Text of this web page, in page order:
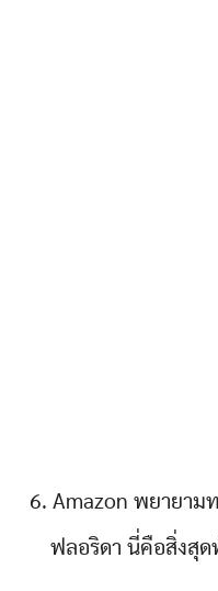
6. Amazon พยายาม
ฟลอริดา นี่คือสิ่งสุด